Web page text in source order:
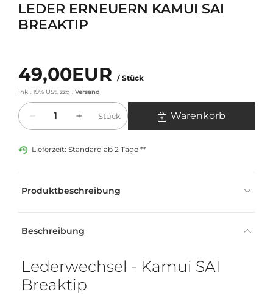
LEDER ERNEUERN KAMUI SAI
BREAKTIP
49,00EUR / Stück
inkl. 19% USt. zzgl. Versand
Menge
Stück Warenkorb
Lieferzeit: Standard ab 2 Tage **
Produktbeschreibung
Beschreibung
Lederwechsel - Kamui SAI
Breaktip